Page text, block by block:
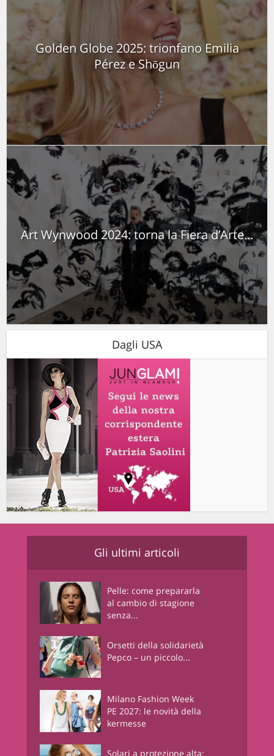
Golden Globe 2025: trionfano Emilia
Pérez e Shōgun
Art Wynwood 2024: torna la Fiera d’Arte...
Dagli USA
Gli ultimi articoli
Pelle: come prepararla
al cambio di stagione
senza...
Orsetti della solidarietà
Pepco – un piccolo...
Milano Fashion Week
PE 2027: le novità della
kermesse
Solari a protezione alta: